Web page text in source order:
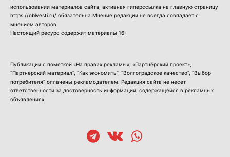
использовании материалов сайта, активная гиперссылка на главную страницу
https://oblvesti.ru/ обязательна.Мнение редакции не всегда совпадает с
мнением авторов.
Настоящий ресурс содержит материалы 16+
Публикации с пометкой «На правах рекламы», «Партнёрский проект»,
“Партнерский материал”, “Как экономить”, “Волгоградское качество”, “Выбор
потребителя” оплачены рекламодателем. Редакция сайта не несет
ответственности за достоверность информации, содержащейся в рекламных
объявлениях.